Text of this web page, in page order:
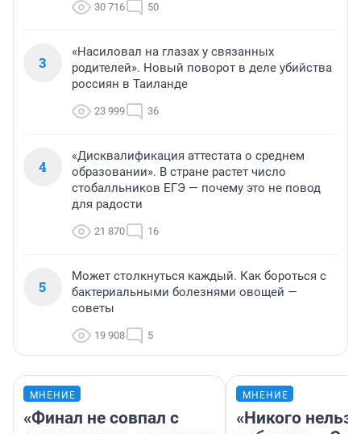
30 716 50
3
«Насиловал на глазах у связанных
родителей». Новый поворот в деле убийства
россиян в Таиланде
23 999 36
4
«Дисквалификация аттестата о среднем
образовании». В стране растет число
стобалльников ЕГЭ — почему это не повод
для радости
21 870 16
5
Может столкнуться каждый. Как бороться с
бактериальными болезнями овощей —
советы
19 908 5
МНЕНИЕ
«Финал не совпал с
МНЕНИЕ
«Никого нельзя